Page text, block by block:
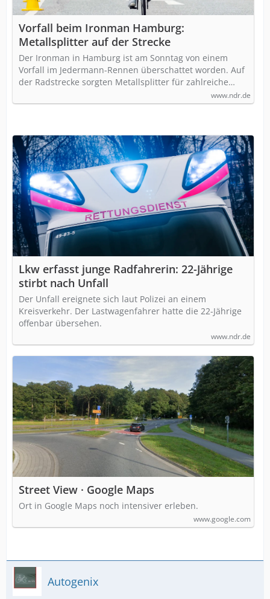
Vorfall beim Ironman Hamburg:
Metallsplitter auf der Strecke
Der Ironman in Hamburg ist am Sonntag von einem
Vorfall im Jedermann-Rennen überschattet worden. Auf
der Radstrecke sorgten Metallsplitter für zahlreiche…
www.ndr.de
Lkw erfasst junge Radfahrerin: 22-Jährige
stirbt nach Unfall
Der Unfall ereignete sich laut Polizei an einem
Kreisverkehr. Der Lastwagenfahrer hatte die 22-Jährige
offenbar übersehen.
www.ndr.de
Street View · Google Maps
Ort in Google Maps noch intensiver erleben.
www.google.com
Autogenix